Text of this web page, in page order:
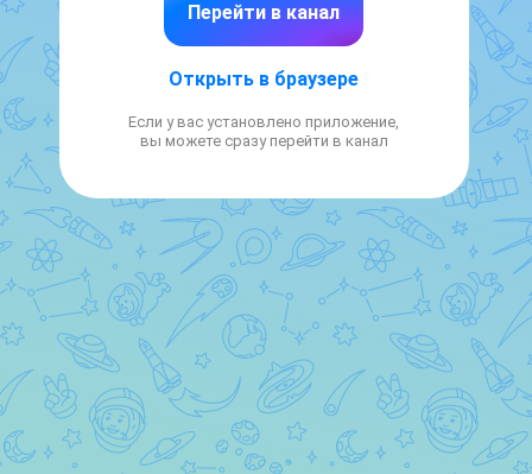
Перейти в канал
Открыть в браузере
Если у вас установлено приложение,
вы можете сразу перейти в канал